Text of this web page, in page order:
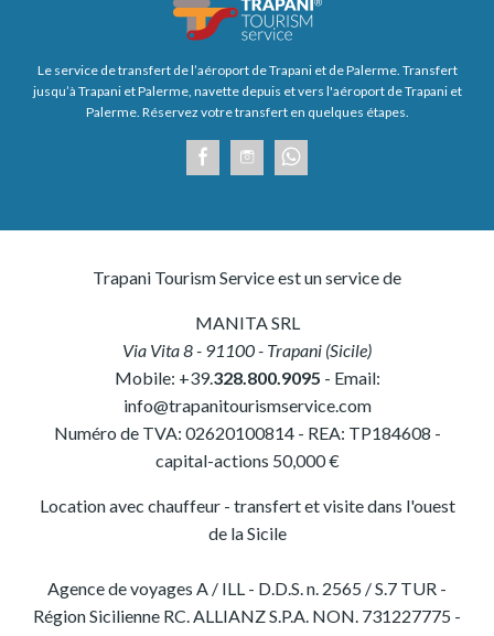
Le service de transfert de l’aéroport de Trapani et de Palerme. Transfert
jusqu’à Trapani et Palerme, navette depuis et vers l'aéroport de Trapani et
Palerme. Réservez votre transfert en quelques étapes.
Trapani Tourism Service est un service de
MANITA SRL
Via Vita 8- 91100- Trapani (Sicile)
Mobile: +39.328.800.9095 - Email:
info@trapanitourismservice.com
Numéro de TVA: 02620100814- REA: TP184608 -
capital-actions 50,000 €
Location avec chauffeur - transfert et visite dans l'ouest
de la Sicile
Agence de voyages A / ILL - D.D.S. n. 2565 / S.7 TUR -
Région Sicilienne RC. ALLIANZ S.P.A. NON. 731227775 -